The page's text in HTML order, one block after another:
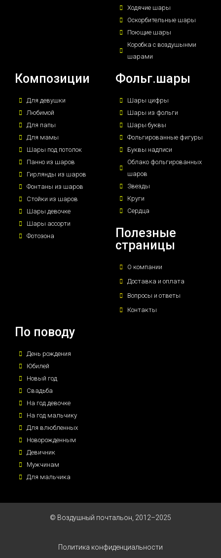
Ходячие шары
Оскорбительные шары
Поющие шары
Коробка с воздушынми
шарами
Композиции
Для девушки
Любимой
Для папы
Для мамы
Шары под потолок
Панно из шаров
Гирлянды из шаров
Фонтаны из шаров
Стойки из шаров
Шары девочке
Шары ассорти
Фотозона
Фольг.шары
Шары цифры
Шары из фольги
Шары буквы
Фольгированные фигуры
Буквы надписи
Облако фольгированных
шаров
Звезды
Круги
Сердца
Полезные
страницы
О компании
Доставка и оплата
Вопросы и ответы
Контакты
По поводу
День рождения
Юбилей
Новый год
Свадьба
На год девочке
На год мальчику
Для влюбленных
Новорожденным
Девичник
Мужчинам
Для мальчика
© Воздушный почтальон, 2012–2025
Политика конфиденциальности